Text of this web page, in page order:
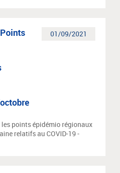
01/09/2021
les points épidémio régionaux
relatifs au COVID-19 -